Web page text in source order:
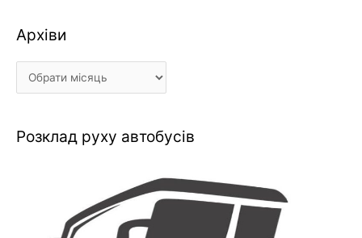
Архіви
Архіви
Розклад руху автобусів